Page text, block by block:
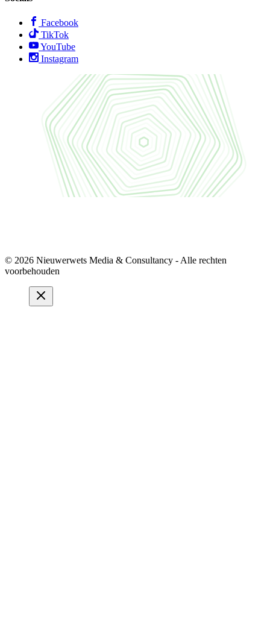
Facebook
TikTok
YouTube
Instagram
© 2026 Nieuwerwets Media & Consultancy - Alle rechten
voorbehouden